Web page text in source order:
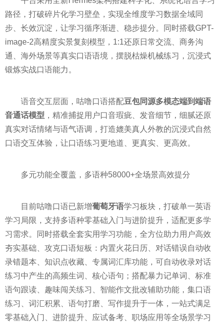
路径，打破碎片化学习壁垒，实现全维度学习数据全域同
步、长效沉淀，让学习循序渐进、稳步提分。同时搭载GPT-
image-2高精度实景复刻模型，1:1还原日常交流、商务沟
通、海外场景等真实口语语境，摆脱枯燥机械练习，沉浸式
锻炼实战口语能力。
语音交互层面，咕噜口语搭配豆包同源多模态端到端语
音通话模型 ，精准捕捉用户口音瑕疵、发音细节，细腻还原
真实对话情绪与语气语调，打造媲美真人外教的沉浸式自然
口语交互体验，让口语练习更地道、更真实、更高效。
多元功能全覆盖，多语种58000+全场景高效提分
目前咕噜口语已新增葡萄牙语学习板块，打破单一英语
学习局限，支持多语种零基础入门与进阶提升，适配更多学
习需求。同时搭载全套实用学习功能，全方位助力用户高效
夯实基础、攻克口语短板：内置火花日历、对话错误自动收
录错题本、知识点收藏、专属词汇库功能，可自动收录对话
练习中产生的高频生词、核心语句；搭配暴力记单词、标准
语句跟读、趣味闯关练习、智能作文批改辅助功能，集口语
练习、词汇积累、语句打磨、写作提升于一体，一站式满足
零基础入门、进阶提升、应试备考、职场应用等全场景学习